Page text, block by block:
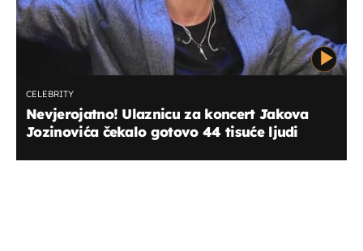
CELEBRITY
Nevjerojatno! Ulaznicu za koncert Jakova
Jozinovića čekalo gotovo 44 tisuće ljudi